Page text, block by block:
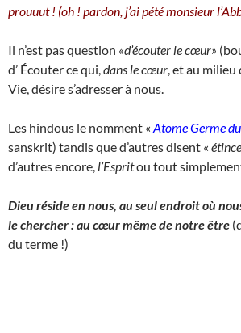
prouuut ! (oh ! pardon, j’ai pété monsieur
Il n’est pas question «d’écouter le cœur»
d’ Écouter ce qui, dans le cœur , et au
Vie, désire s’adresser à nous.
Les hindous le nomment « Atome Germe
sanskrit) tandis que d’autres disent «
d’autres encore, l’Espritou tout
Dieu réside en nous, au seul endroit où
le chercher : au cœur même de notre être
du terme !)